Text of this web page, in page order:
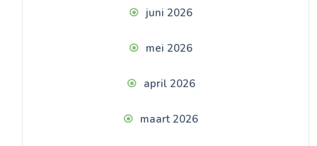
juni 2026
mei 2026
april 2026
maart 2026